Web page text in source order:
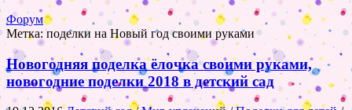
Форум
Метка:поделки на Новый год своими руками
Новогодняя поделка ёлочка своими руками,
новогодние поделки 2018 в детский сад